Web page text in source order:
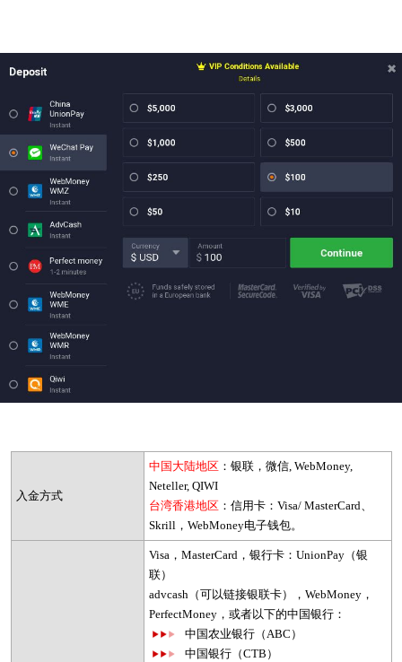
入金方式
中国大陆地区：银联，微信, WebMoney,
Neteller, QIWI
台湾香港地区：信用卡：Visa/ MasterCard、
Skrill，WebMoney电子钱包。
Visa，MasterCard，银行卡：UnionPay（银
联）
advcash（可以链接银联卡），WebMoney，
PerfectMoney，或者以下的中国银行：
中国农业银行（ABC）
中国银行（CTB）